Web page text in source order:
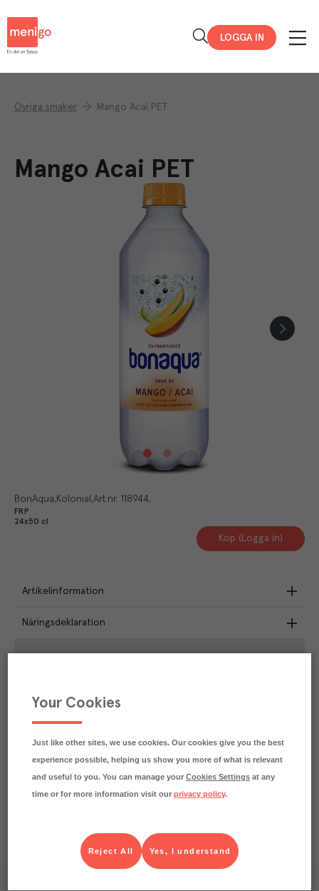
LOGGA IN
Övriga smaker Mango Acai PET
Mango Acai PET
BonAqua Kolonial Art.nr. 118944
FRP
24x50 cl
Köp (Logga in)
Artikelinformation
Näringsdeklaration
utsläppen av 0.8 kg koldioxid.
Your Cookies
Just like other sites, we use cookies. Our cookies give you the best
experience possible, helping us show you more of what is relevant
and useful to you. You can manage yourCookies Settings at any
time or for more information visit ourprivacy policy.
Yes, I understand
Reject All